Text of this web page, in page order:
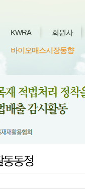
KWRA 회원사
바이오매스시장동향